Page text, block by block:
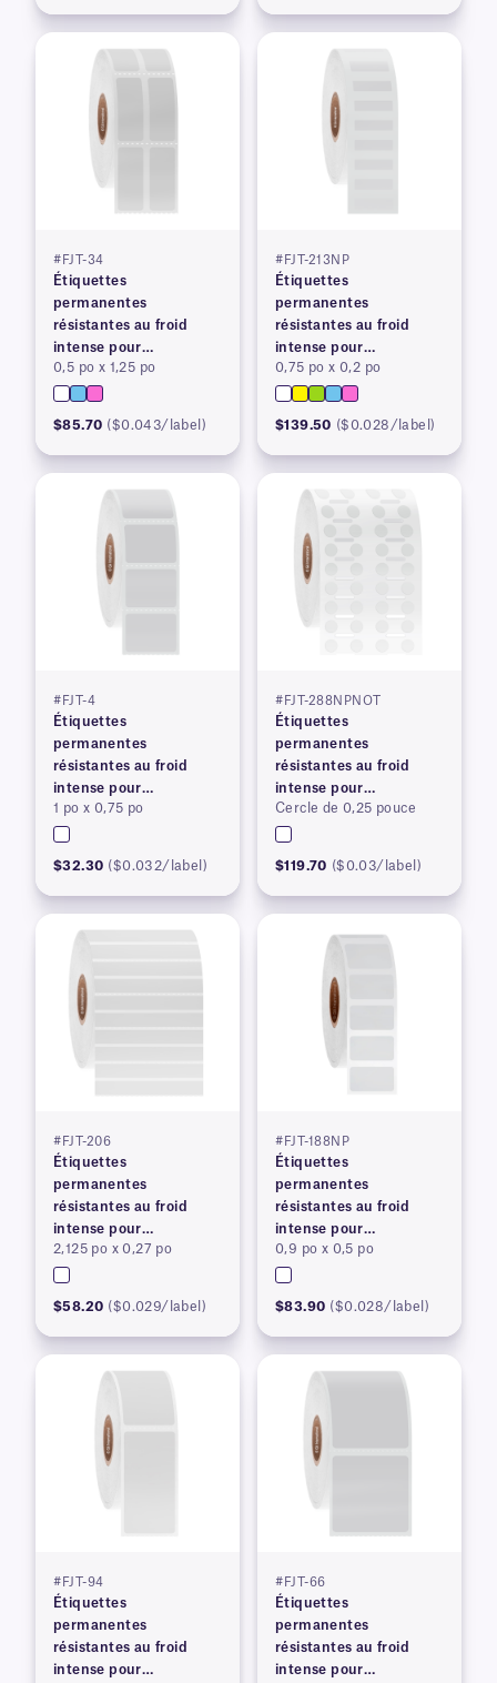
#FJT-34
Étiquettes
permanentes
résistantes au froid
intense pour
imprimantes à transfert
thermique
0,5 po x 1,25 po
$85.70 ($0.043/label)
#FJT-213NP
Étiquettes
permanentes
résistantes au froid
intense pour
imprimantes à transfert
thermique
0,75 po x 0,2 po
$139.50 ($0.028/label)
#FJT-4
Étiquettes
permanentes
résistantes au froid
intense pour
imprimantes à transfert
thermique
1 po x 0,75 po
$32.30 ($0.032/label)
#FJT-288NPNOT
Étiquettes
permanentes
résistantes au froid
intense pour
imprimantes à transfert
thermique
Cercle de 0,25 pouce
$119.70 ($0.03/label)
#FJT-206
Étiquettes
permanentes
résistantes au froid
intense pour
imprimantes à transfert
thermique
2,125 po x 0,27 po
$58.20 ($0.029/label)
#FJT-188NP
Étiquettes
permanentes
résistantes au froid
intense pour
imprimantes à transfert
thermique
0,9 po x 0,5 po
$83.90 ($0.028/label)
#FJT-94
Étiquettes
permanentes
résistantes au froid
intense pour
#FJT-66
Étiquettes
permanentes
résistantes au froid
intense pour